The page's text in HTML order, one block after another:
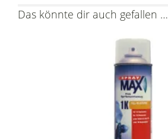
Das könnte dir auch gefallen …